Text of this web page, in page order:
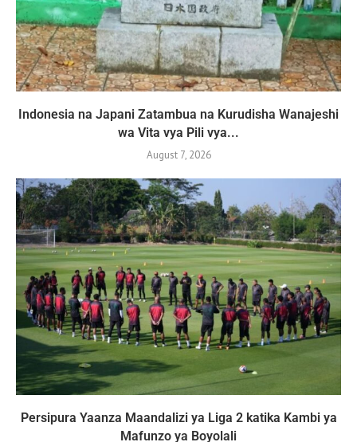
Indonesia na Japani Zatambua na Kurudisha Wanajeshi
wa Vita vya Pili vya...
August 7, 2026
Persipura Yaanza Maandalizi ya Liga 2 katika Kambi ya
Mafunzo ya Boyolali